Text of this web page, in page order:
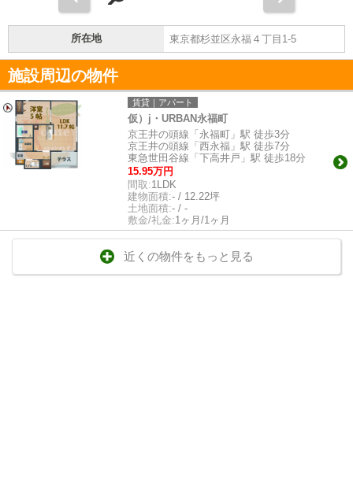
所在地 東京都杉並区永福４丁目1-5
施設周辺の物件
賃貸｜アパート
仮）j・URBAN永福町
京王井の頭線「永福町」駅 徒歩3分
京王井の頭線「西永福」駅 徒歩7分
東急世田谷線「下高井戸」駅 徒歩18分
15.95万円
間取:1LDK
建物面積:- / 12.22坪
土地面積:- / -
敷金/礼金:1ヶ月/1ヶ月
近くの物件をもっと見る